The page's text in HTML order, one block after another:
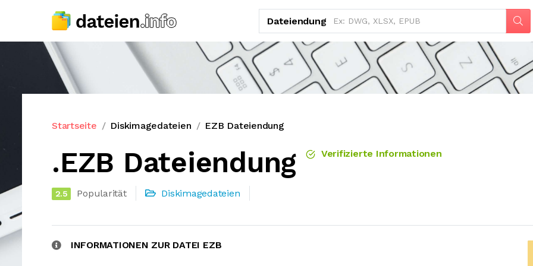
Dateiendung
Startseite Diskimagedateien EZB Dateiendung
.EZB Dateiendung Verifizierte Informationen
2.5 Popularität Diskimagedateien
INFORMATIONEN ZUR DATEI EZB